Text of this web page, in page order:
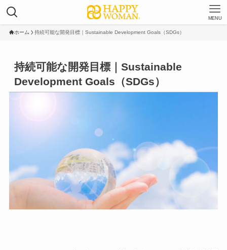
MENU
ホーム 持続可能な開発目標｜Sustainable Development Goals（SDGs）
持続可能な開発目標｜Sustainable
Development Goals（SDGs）